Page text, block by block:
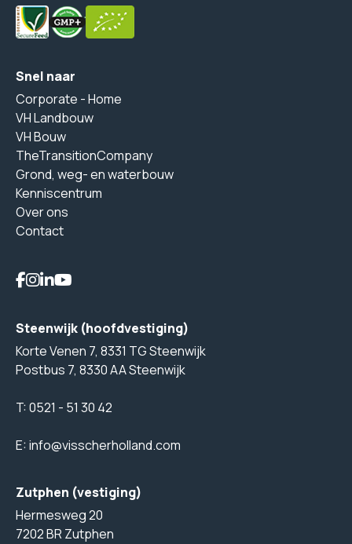
Snel naar
Corporate - Home
VH Landbouw
VH Bouw
TheTransitionCompany
Grond, weg- en waterbouw
Kenniscentrum
Over ons
Contact
Steenwijk (hoofdvestiging)
Korte Venen 7, 8331 TG Steenwijk
Postbus 7, 8330 AA Steenwijk
T:0521 - 51 30 42
E:info@visscherholland.com
Zutphen (vestiging)
Hermesweg 20
7202 BR Zutphen